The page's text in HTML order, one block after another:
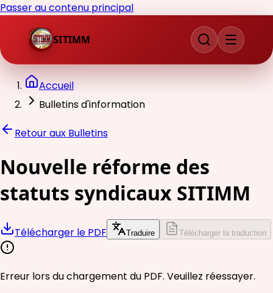
Passer au contenu principal
SITIMM
Accueil
Bulletins d'information
Retour aux Bulletins
Nouvelle réforme des
statuts syndicaux SITIMM
Télécharger le PDF Traduire Télécharger la traduction
Erreur lors du chargement du PDF. Veuillez réessayer.